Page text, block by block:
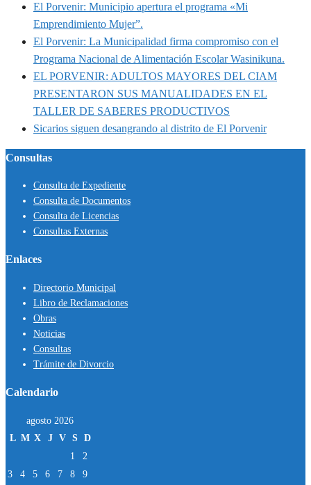
El Porvenir: Municipio apertura el programa «Mi
Emprendimiento Mujer”.
El Porvenir: La Municipalidad firma compromiso con el
Programa Nacional de Alimentación Escolar Wasinikuna.
EL PORVENIR: ADULTOS MAYORES DEL CIAM
PRESENTARON SUS MANUALIDADES EN EL
TALLER DE SABERES PRODUCTIVOS
Sicarios siguen desangrando al distrito de El Porvenir
Consultas
Consulta de Expediente
Consulta de Documentos
Consulta de Licencias
Consultas Externas
Enlaces
Directorio Municipal
Libro de Reclamaciones
Obras
Noticias
Consultas
Trámite de Divorcio
Calendario
agosto 2026
L M X J V S D
1
2
3
4 5 6 7 8
9